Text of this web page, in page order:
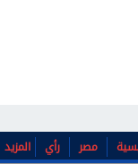
قرية
الماضي،
مصر رأي المزيد